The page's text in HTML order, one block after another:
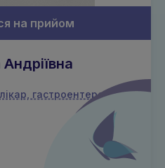
на прийом
гастроентеролог